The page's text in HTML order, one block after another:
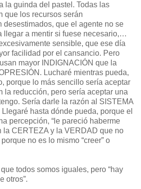
la guinda del pastel. Todas las
que los recursos serán
desestimados, que el agente no se
llegar a mentir si fuese necesario,…
sensible, que ese día
facilidad por el cansancio. Pero
mayor INDIGNACIÓN que la
Lucharé mientras pueda,
porque lo más sencillo sería aceptar
la reducción, pero sería aceptar una
Sería darle la razón al SISTEMA
Llegaré hasta dónde pueda, porque el
percepción, “le pareció haberme
la CERTEZA y la VERDAD que no
no es lo mismo “creer” o
todos somos iguales, pero “hay
otros”.